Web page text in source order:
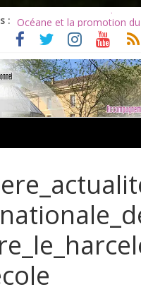
:
Les ULiS en haut du podium
Océane et la promotion
Bonnes vacances à tous !
Infos rentrée septembre
Soirée d’adieux au Lycée